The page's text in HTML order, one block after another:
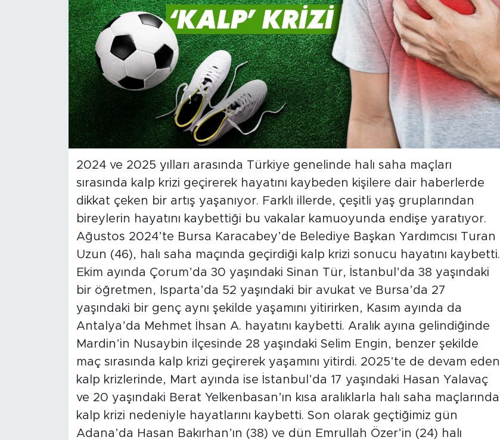
2024 ve 2025 yılları arasında Türkiye genelinde halı saha maçları
sırasında kalp krizi geçirerek hayatını kaybeden kişilere dair haberlerde
dikkat çeken bir artış yaşanıyor. Farklı illerde, çeşitli yaş gruplarından
bireylerin hayatını kaybettiği bu vakalar kamuoyunda endişe yaratıyor.
Ağustos 2024’te Bursa Karacabey’de Belediye Başkan Yardımcısı Turan
Uzun (46), halı saha maçında geçirdiği kalp krizi sonucu hayatını kaybetti.
Ekim ayında Çorum’da 30 yaşındaki Sinan Tür, İstanbul’da 38 yaşındaki
bir öğretmen, Isparta’da 52 yaşındaki bir avukat ve Bursa’da 27
yaşındaki bir genç aynı şekilde yaşamını yitirirken, Kasım ayında da
Antalya’da Mehmet İhsan A. hayatını kaybetti. Aralık ayına gelindiğinde
Mardin’in Nusaybin ilçesinde 28 yaşındaki Selim Engin, benzer şekilde
maç sırasında kalp krizi geçirerek yaşamını yitirdi. 2025’te de devam eden
kalp krizlerinde, Mart ayında ise İstanbul’da 17 yaşındaki Hasan Yalavaç
ve 20 yaşındaki Berat Yelkenbasan’ın kısa aralıklarla halı saha maçlarında
kalp krizi nedeniyle hayatlarını kaybetti. Son olarak geçtiğimiz gün
Adana’da Hasan Bakırhan’ın (38) ve dün Emrullah Özer’in (24) halı
Politika
Resmi İlanlar
Turizm